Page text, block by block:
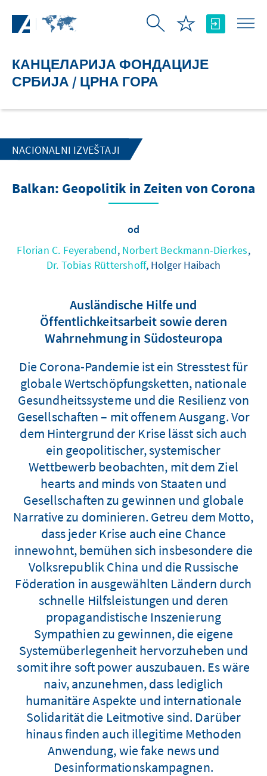
КАНЦЕЛАРИЈА ФОНДАЦИЈЕ
СРБИЈА / ЦРНА ГОРА
NACIONALNI IZVEŠTAJI
Balkan: Geopolitik in Zeiten von Corona
od
Florian C. Feyerabend, Norbert Beckmann-Dierkes,
Dr. Tobias Rüttershoff, Holger Haibach
Ausländische Hilfe und
Öffentlichkeitsarbeit sowie deren
Wahrnehmung in Südosteuropa
Die Corona-Pandemie ist ein Stresstest für
globale Wertschöpfungsketten, nationale
Gesundheitssysteme und die Resilienz von
Gesellschaften – mit offenem Ausgang. Vor
dem Hintergrund der Krise lässt sich auch
ein geopolitischer, systemischer
Wettbewerb beobachten, mit dem Ziel
hearts and minds von Staaten und
Gesellschaften zu gewinnen und globale
Narrative zu dominieren. Getreu dem Motto,
dass jeder Krise auch eine Chance
innewohnt, bemühen sich insbesondere die
Volksrepublik China und die Russische
Föderation in ausgewählten Ländern durch
schnelle Hilfsleistungen und deren
propagandistische Inszenierung
Sympathien zu gewinnen, die eigene
Systemüberlegenheit hervorzuheben und
somit ihre soft power auszubauen. Es wäre
naiv, anzunehmen, dass lediglich
humanitäre Aspekte und internationale
Solidarität die Leitmotive sind. Darüber
hinaus finden auch illegitime Methoden
Anwendung, wie fake news und
Desinformationskampagnen.